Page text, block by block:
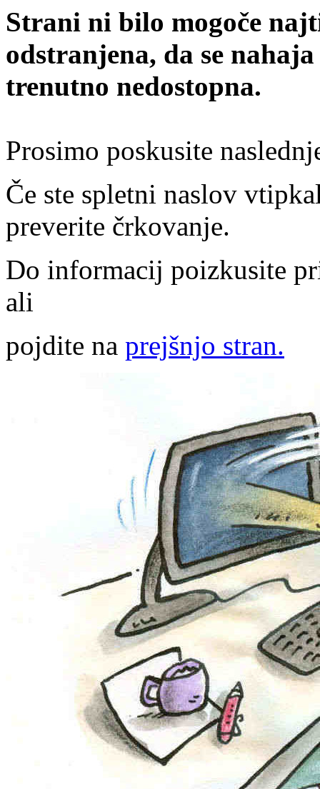
Strani ni bilo mogoče
odstranjena, da se
trenutno nedostopna.
Prosimo poskusite
Če ste spletni naslov
preverite črkovanje.
Do informacij poizkusite
ali
pojdite na prejšnjo stran.